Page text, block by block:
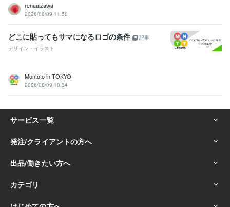
renaaizawa
2026/08/09 11:50
どこに貼ってもサマになるロゴの条件
記事
デザイン・イラスト
Montoto in TOKYO
2026/08/09 10:34